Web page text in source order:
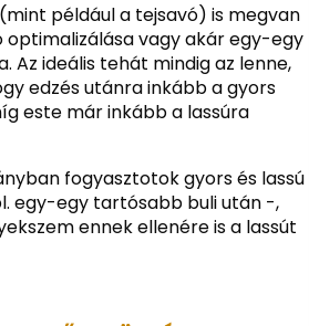
például a tejsavó) is megvan
optimalizálása vagy akár egy-egy
ideális tehát mindig az lenne,
edzés utánra inkább a gyors
este már inkább a lassúra
fogyasztotok gyors és lassú
egy-egy tartósabb buli után -,
ennek ellenére is a lassút